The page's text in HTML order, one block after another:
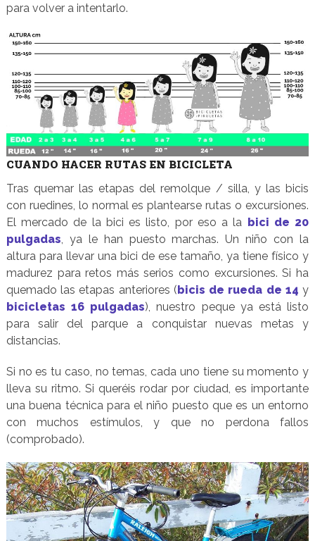
para volver a intentarlo.
CUANDO HACER RUTAS EN BICICLETA
Tras quemar las etapas del remolque / silla, y las bicis
con ruedines, lo normal es plantearse rutas o excursiones.
El mercado de la bici es listo, por eso a la bici de 20
pulgadas , ya le han puesto marchas. Un niño con la
altura para llevar una bici de ese tamaño, ya tiene físico y
madurez para retos más serios como excursiones. Si ha
quemado las etapas anteriores (bicis de rueda de 14 y
bicicletas 16 pulgadas), nuestro peque ya está listo
para salir del parque a conquistar nuevas metas y
distancias.
Si no es tu caso, no temas, cada uno tiene su momento y
lleva su ritmo. Si queréis rodar por ciudad, es importante
una buena técnica para el niño puesto que es un entorno
con muchos estímulos, y que no perdona fallos
(comprobado).